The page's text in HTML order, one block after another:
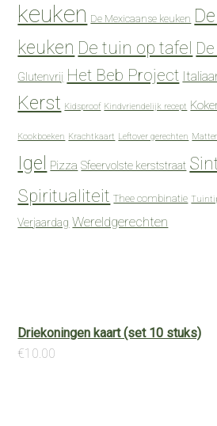
keuken De Mexicaanse keuken
keuken De tuin op tafel
Glutenvrij Het Beb Project
Kerst Kidsproof Kindvriendelijk recept
Kookboeken Krachtkaart Leftover gerechten
Igel
Pizza Sfeervolste kerststraat
Spiritualiteit Thee combinatie
Verjaardag Wereldgerechten
Driekoningen kaart (set 10 stuks)
€10.00